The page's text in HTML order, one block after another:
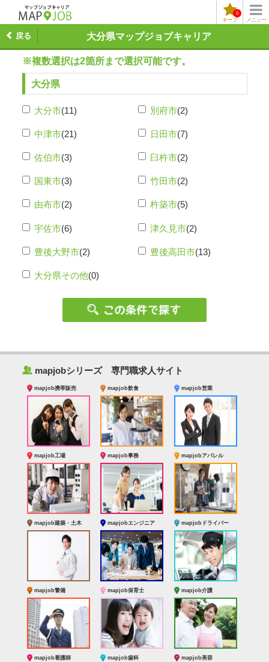
メニュー
キープ
0
大分県マップジョブキャリア
戻る
※複数選択は2箇所まで選択可能です。
大分県
大分市(11) 別府市(2)
中津市(21) 日田市(7)
佐伯市(3) 臼杵市(2)
国東市(3) 竹田市(2)
由布市(2) 杵築市(5)
宇佐市(6) 津久見市(2)
豊後大野市(2) 豊後高田市(13)
大分県その他(0)
‰mapjobシリーズ 専門職求人サイト
mapjob携帯販売 mapjob飲食 mapjob営業
mapjob工場 mapjob事務 mapjobアパレル
mapjob建築・土木 mapjobエンジニア mapjobドライバー
mapjob警備 mapjob保育士 mapjob介護
mapjob看護師 mapjob歯科 mapjob美容